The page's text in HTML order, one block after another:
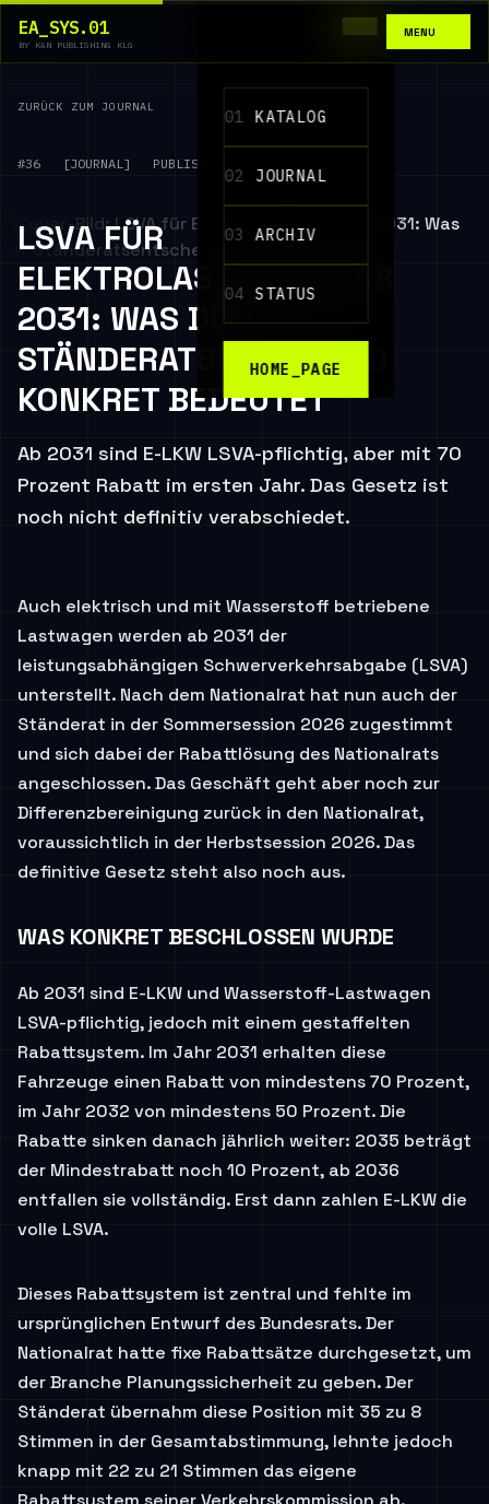
EA_SYS.01
BY K&N PUBLISHING KLG
MENU
01 KATALOG
02 JOURNAL
03 ARCHIV
04 STATUS
HOME_PAGE
ZURÜCK ZUM JOURNAL
#36 [JOURNAL] PUBLISHED: 09.06.2026
LSVA FÜR
ELEKTROLASTWAGEN AB
2031: WAS DER
STÄNDERATSENTSCHEID
KONKRET BEDEUTET
Ab 2031 sind E-LKW LSVA-pflichtig, aber mit 70
Prozent Rabatt im ersten Jahr. Das Gesetz ist
noch nicht definitiv verabschiedet.
Auch elektrisch und mit Wasserstoff betriebene
Lastwagen werden ab 2031 der
leistungsabhängigen Schwerverkehrsabgabe (LSVA)
unterstellt. Nach dem Nationalrat hat nun auch der
Ständerat in der Sommersession 2026 zugestimmt
und sich dabei der Rabattlösung des Nationalrats
angeschlossen. Das Geschäft geht aber noch zur
Differenzbereinigung zurück in den Nationalrat,
voraussichtlich in der Herbstsession 2026. Das
definitive Gesetz steht also noch aus.
WAS KONKRET BESCHLOSSEN WURDE
Ab 2031 sind E-LKW und Wasserstoff-Lastwagen
LSVA-pflichtig, jedoch mit einem gestaffelten
Rabattsystem. Im Jahr 2031 erhalten diese
Fahrzeuge einen Rabatt von mindestens 70 Prozent,
im Jahr 2032 von mindestens 50 Prozent. Die
Rabatte sinken danach jährlich weiter: 2035 beträgt
der Mindestrabatt noch 10 Prozent, ab 2036
entfallen sie vollständig. Erst dann zahlen E-LKW die
volle LSVA.
Dieses Rabattsystem ist zentral und fehlte im
ursprünglichen Entwurf des Bundesrats. Der
Nationalrat hatte fixe Rabattsätze durchgesetzt, um
der Branche Planungssicherheit zu geben. Der
Ständerat übernahm diese Position mit 35 zu 8
Stimmen in der Gesamtabstimmung, lehnte jedoch
knapp mit 22 zu 21 Stimmen das eigene